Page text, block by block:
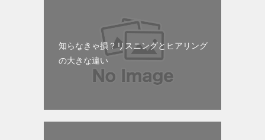
知らなきゃ損？リスニングとヒアリング
の大きな違い